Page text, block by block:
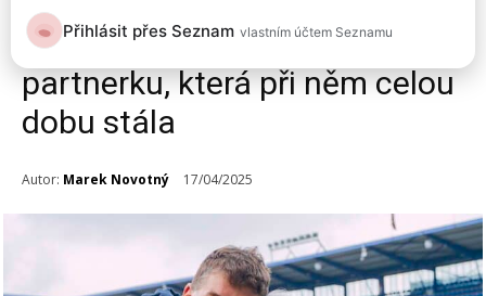
zhubl 119 kilo a opouští
partnerku, která při něm celou
dobu stála
Autor: Marek Novotný 17/04/2025
Přihlásit přes Seznam vlastním účtem Seznamu